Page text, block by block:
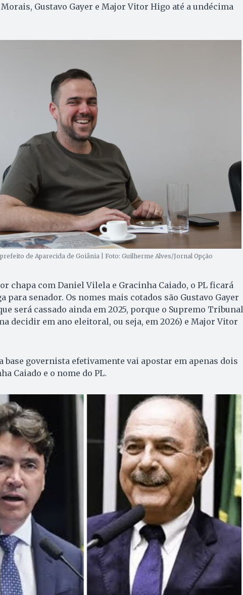
Gustavo Gayer e Major Vitor Higo até a undécima
de Aparecida de Goiânia | Foto: Guilherme Alves/Jornal Opção
chapa com Daniel Vilela e Gracinha Caiado, o PL ficará
para senador. Os nomes mais cotados são Gustavo Gayer
será cassado ainda em 2025, porque o Supremo Tribunal
decidir em ano eleitoral, ou seja, em 2026) e Major Vitor
base governista efetivamente vai apostar em apenas dois
Caiado e o nome do PL.